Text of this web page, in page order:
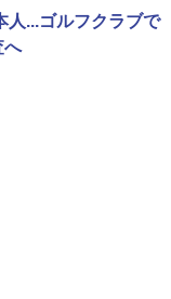
人...ゴルフクラブで
へ